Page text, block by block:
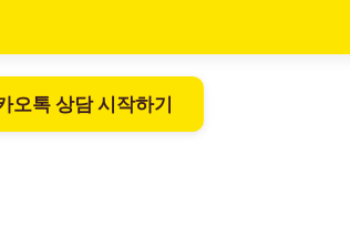
오톡 상담 시작하기